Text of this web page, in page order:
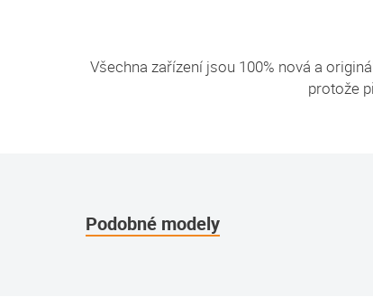
Všechna zařízení jsou 100% nová a
protože
Podobné modely